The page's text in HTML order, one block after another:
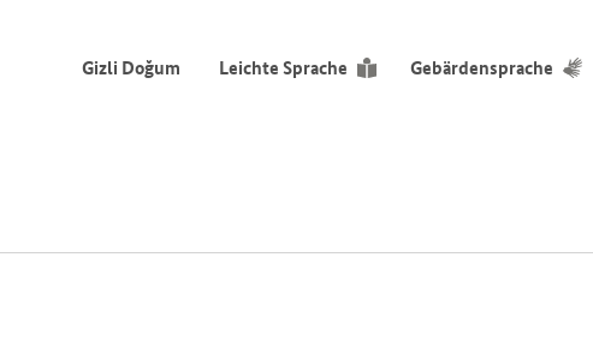
Gizli Doğum Leichte Sprache Gebärdensprache